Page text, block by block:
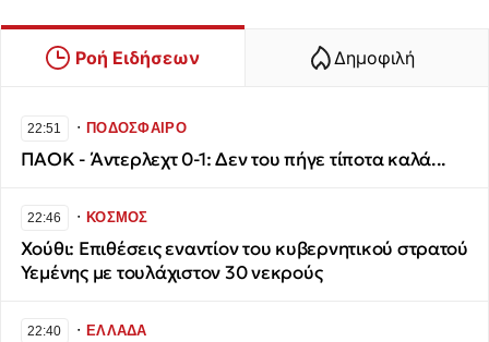
Ροή Ειδήσεων Δημοφιλή
22:51 ∙ΠΟΔΟΣΦΑΙΡΟ
ΠΑΟΚ - Άντερλεχτ 0-1: Δεν του πήγε τίποτα καλά...
22:46 ∙ΚΟΣΜΟΣ
Χούθι: Επιθέσεις εναντίον του κυβερνητικού στρατού
Υεμένης με τουλάχιστον 30 νεκρούς
22:40 ∙ΕΛΛΑΔΑ